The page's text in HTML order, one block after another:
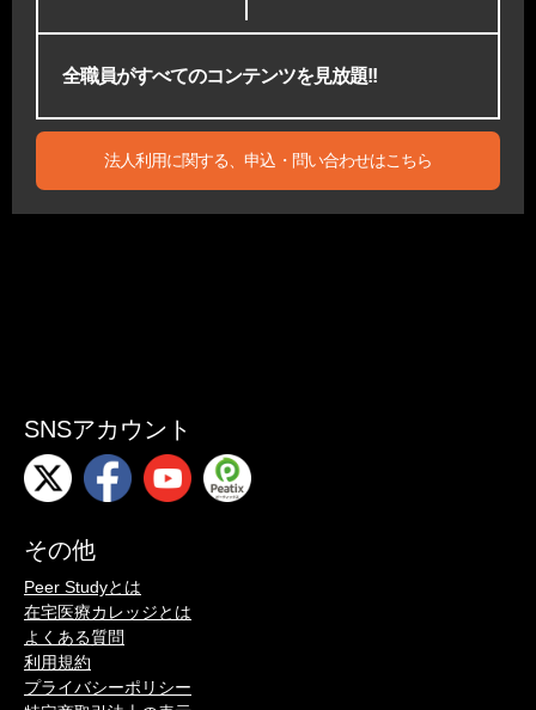
全職員がすべてのコンテンツを見放題!!
法人利用に関する、申込・問い合わせはこちら
SNSアカウント
その他
Peer Studyとは
在宅医療カレッジとは
よくある質問
利用規約
プライバシーポリシー